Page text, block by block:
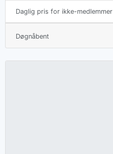
Daglig pris for ikke-medlemmer
Døgnåbent